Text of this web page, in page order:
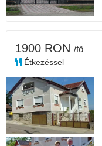
1900 RON /fő
Étkezéssel